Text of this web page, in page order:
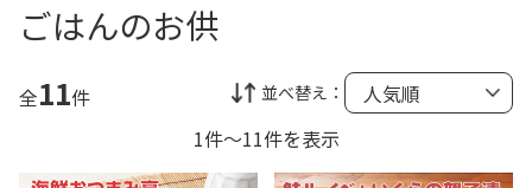
ごはんのお供
全11件 並べ替え：
1件～11件を表示